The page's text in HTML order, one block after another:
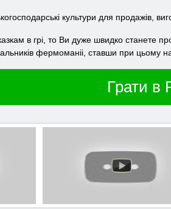
культури для продажів,
в грі, то Ви дуже швидко станете
фермоманіі, ставши при цьому
Грати в